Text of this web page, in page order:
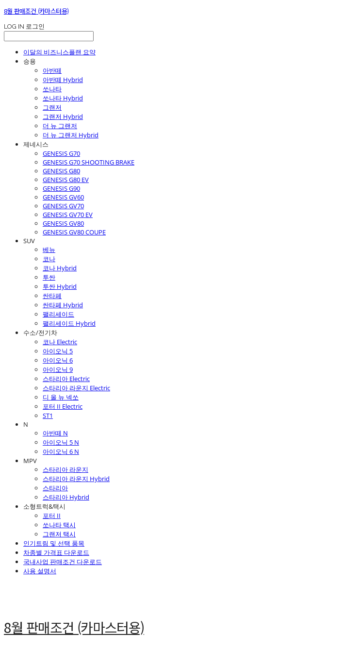
8월 판매조건 (카마스터용)
LOG IN 로그인
이달의 비즈니스플랜 요약
승용
아반떼
아반떼 Hybrid
쏘나타
쏘나타 Hybrid
그랜저
그랜저 Hybrid
더 뉴 그랜저
더 뉴 그랜저 Hybrid
제네시스
GENESIS G70
GENESIS G70 SHOOTING BRAKE
GENESIS G80
GENESIS G80 EV
GENESIS G90
GENESIS GV60
GENESIS GV70
GENESIS GV70 EV
GENESIS GV80
GENESIS GV80 COUPE
SUV
베뉴
코나
코나 Hybrid
투싼
투싼 Hybrid
싼타페
싼타페 Hybrid
팰리세이드
팰리세이드 Hybrid
수소/전기차
코나 Electric
아이오닉 5
아이오닉 6
아이오닉 9
스타리아 Electric
스타리아 라운지 Electric
디 올 뉴 넥쏘
포터 II Electric
ST1
N
아반떼 N
아이오닉 5 N
아이오닉 6 N
MPV
스타리아 라운지
스타리아 라운지 Hybrid
스타리아
스타리아 Hybrid
소형트럭&택시
포터 II
쏘나타 택시
그랜저 택시
인기트림 및 선택 품목
차종별 가격표 다운로드
국내사업 판매조건 다운로드
사용 설명서
8월 판매조건 (카마스터용)